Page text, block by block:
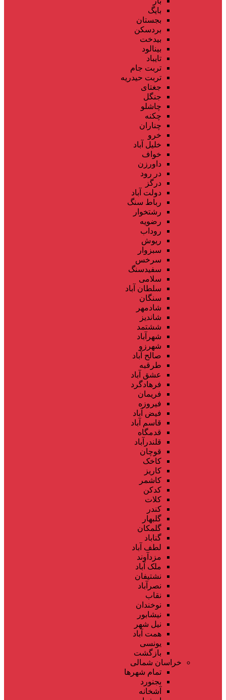
بایگ
بجستان
بردسکن
بیدخت
بینالود
تایباد
تربت جام
تربت حیدریه
جغتای
جنگل
چاشلو
چکنه
چناران
خرو
خلیل آباد
خواف
داورزن
در رود
درگز
دولت آباد
رباط سنگ
رشتخوار
رضویه
روداب
ریوش
سبزوار
سرخس
سفیدسنگ
سلامی
سلطان آباد
سنگان
شادمهر
شاندیز
ششتمد
شهرآباد
شهرزو
صالح آباد
طرقبه
عشق آباد
فرهادگرد
فریمان
فیروزه
فیض آباد
قاسم آباد
قدمگاه
قلندرآباد
قوچان
کاخک
کاریز
کاشمر
کدکن
کلات
کندر
گلبهار
گلمکان
گناباد
لطف آباد
مزدآوند
ملک آباد
نشتیفان
نصرآباد
نقاب
نوخندان
نیشابور
نیل شهر
همت آباد
یونسی
بازگشت
خراسان شمالی
تمام شهر‌ها
بجنورد
آشخانه